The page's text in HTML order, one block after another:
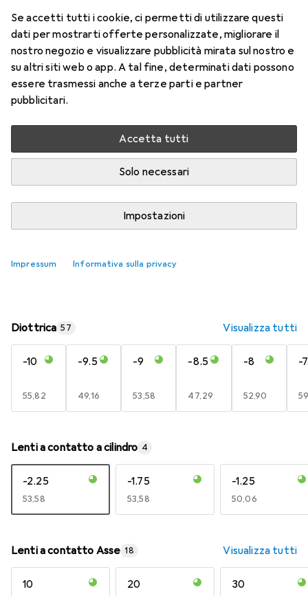
Se accetti tutti i cookie, ci permetti di utilizzare questi
dati per mostrarti offerte personalizzate, migliorare il
nostro negozio e visualizzare pubblicità mirata sul nostro e
su altri siti web o app. A tal fine, determinati dati possono
essere trasmessi anche a terze parti e partner
pubblicitari.
Accetta tutti
Solo necessari
Impostazioni
Impressum Informativa sulla privacy
-6.5, Obiettivo mensile, 6 pz., Torico
Prezzo in EUR IVA incl.
Consegna tra lun, 17/8 e mer, 19/8
Più di 10 pezzi in stock presso il fornitore
Aggiungi al carrello
Diottrica 57 Visualizza tutti
-10
EUR
55,82
-9.5
EUR
49,16
-9
EUR
53,58
-8.5
EUR
47,29
-8
EUR
52,90
-
Lenti a contatto a cilindro 4
-2.25
EUR
53,58
-1.75
EUR
53,58
-1.25
EUR
50,06
Lenti a contatto Asse 18 Visualizza tutti
10 20 30